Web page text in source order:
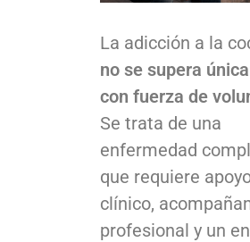
La adicción a la
no se supera
con fuerza de
Se trata de una
enfermedad
que requiere
clínico,
profesional y un